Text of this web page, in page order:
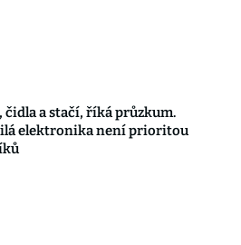
čidla a stačí, říká průzkum.
elektronika není prioritou